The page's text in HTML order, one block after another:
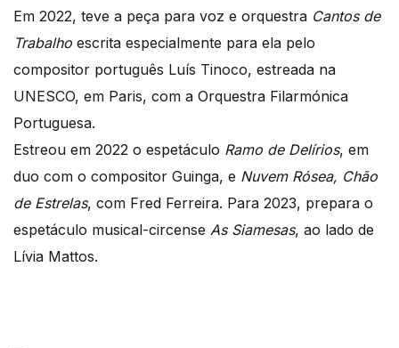
Em 2022, teve a peça para voz e orquestra Cantos de
Trabalho escrita especialmente para ela pelo
compositor português Luís Tinoco, estreada na
UNESCO, em Paris, com a Orquestra Filarmónica
Portuguesa.
Estreou em 2022 o espetáculo Ramo de Delírios, em
duo com o compositor Guinga, e Nuvem Rósea, Chão
de Estrelas, com Fred Ferreira. Para 2023, prepara o
espetáculo musical-circense As Siamesas, ao lado de
Lívia Mattos.